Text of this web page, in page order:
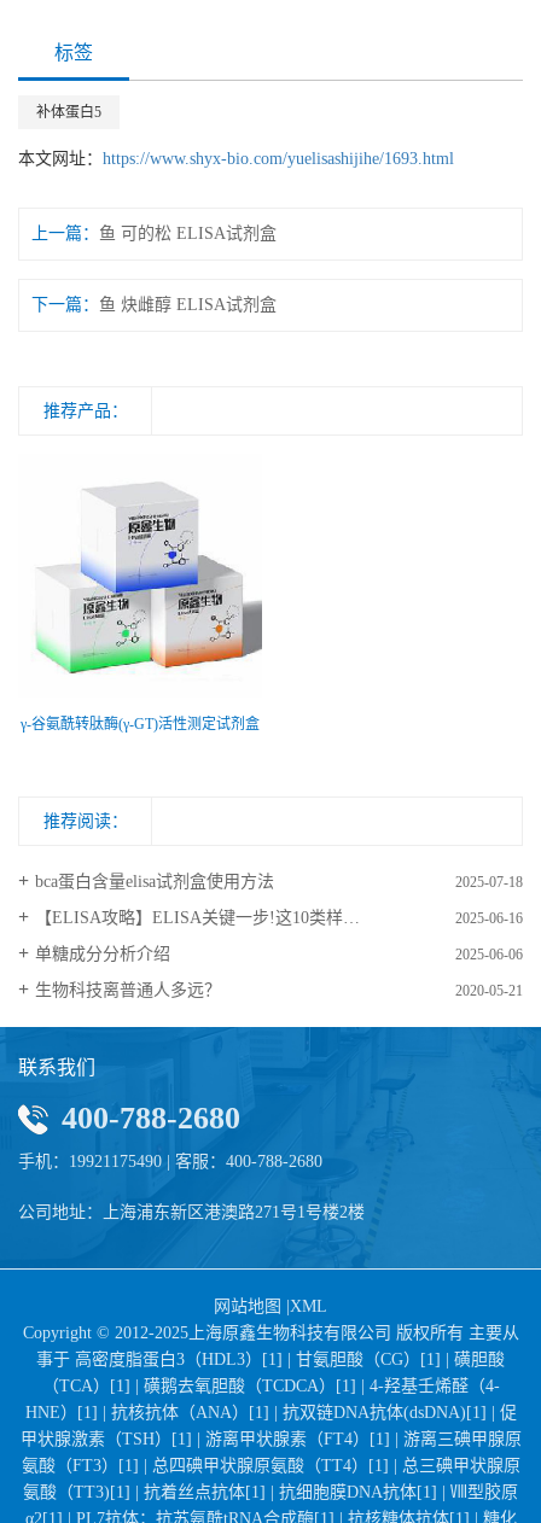
标签
补体蛋白5
本文网址： https://www.shyx-bio.com/yuelisashijihe/1693.html
上一篇： 鱼 可的松 ELISA试剂盒
下一篇： 鱼 炔雌醇 ELISA试剂盒
推荐产品：
γ-谷氨酰转肽酶(γ-GT)活性测定试剂盒
推荐阅读：
bca蛋白含量elisa试剂盒使用方法 2025-07-18
【ELISA攻略】ELISA关键一步!这10类样品要如何处理? 2025-06-16
​单糖成分分析介绍 2025-06-06
生物科技离普通人多远？ 2020-05-21
联系我们
400-788-2680
手机：19921175490 | 客服：400-788-2680
公司地址：上海浦东新区港澳路271号1号楼2楼
网站地图 XML
Copyright © 2012-2025上海原鑫生物科技有限公司 版权所有 主要从
事于 高密度脂蛋白3（HDL3）[1] | 甘氨胆酸（CG）[1] | 磺胆酸
（TCA）[1] | 磺鹅去氧胆酸（TCDCA）[1] | 4-羟基壬烯醛（4-
HNE）[1] | 抗核抗体（ANA）[1] | 抗双链DNA抗体(dsDNA)[1] | 促
甲状腺激素（TSH）[1] | 游离甲状腺素（FT4）[1] | 游离三碘甲腺原
氨酸（FT3）[1] | 总四碘甲状腺原氨酸（TT4）[1] | 总三碘甲状腺原
氨酸（TT3)[1] | 抗着丝点抗体[1] | 抗细胞膜DNA抗体[1] | Ⅷ型胶原
α2[1] | PL7抗体；抗苏氨酰tRNA合成酶[1] | 抗核糖体抗体[1] | 糖化